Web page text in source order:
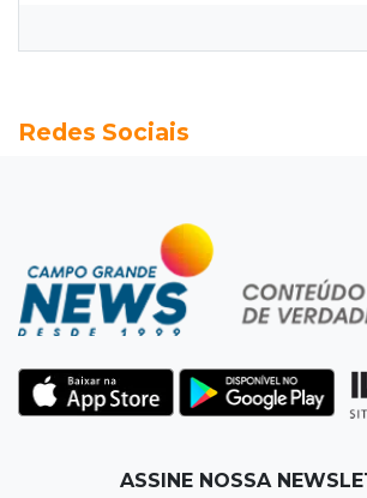
formação de ciclone bomba
23:00Ideb
Chapadão do Sul
Homem é baleado após apontar
policiais militares
22:42Resumão
Palmeiras e Vasco confirmam
Redes Sociais
ASSINE NOSSA